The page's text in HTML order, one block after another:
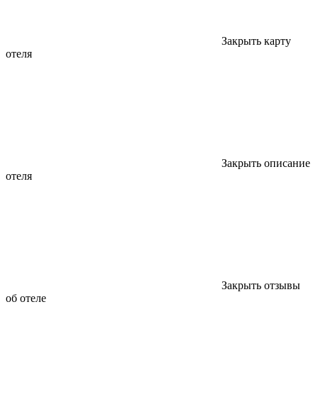
Закрыть карту
отеля
Закрыть описание
отеля
Закрыть отзывы
об отеле